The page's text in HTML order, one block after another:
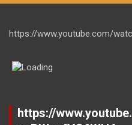
https://www.youtube.com/
https://